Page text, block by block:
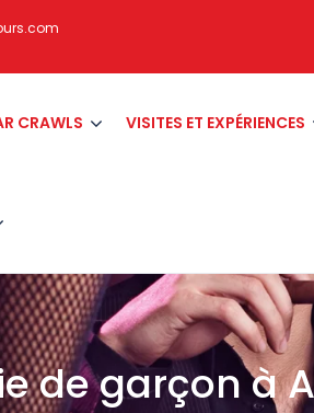
CRAWLS VISITES ET EXPÉRIENCES
de garçon à